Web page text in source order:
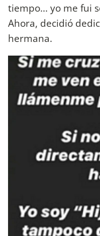
tiempo... yo me fui
Ahora, decidió
hermana.